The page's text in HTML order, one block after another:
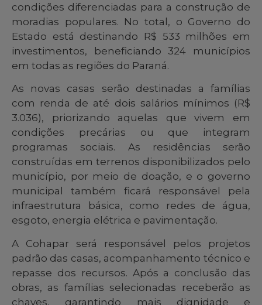
condições diferenciadas para a construção de
moradias populares. No total, o Governo do
Estado está destinando R$ 533 milhões em
investimentos, beneficiando 324 municípios
em todas as regiões do Paraná.
As novas casas serão destinadas a famílias
com renda de até dois salários mínimos (R$
3.036), priorizando aquelas que vivem em
condições precárias ou que integram
programas sociais. As residências serão
construídas em terrenos disponibilizados pelo
município, por meio de doação, e o governo
municipal também ficará responsável pela
infraestrutura básica, como redes de água,
esgoto, energia elétrica e pavimentação.
A Cohapar será responsável pelos projetos
padrão das casas, acompanhamento técnico e
repasse dos recursos. Após a conclusão das
obras, as famílias selecionadas receberão as
chaves, garantindo mais dignidade e